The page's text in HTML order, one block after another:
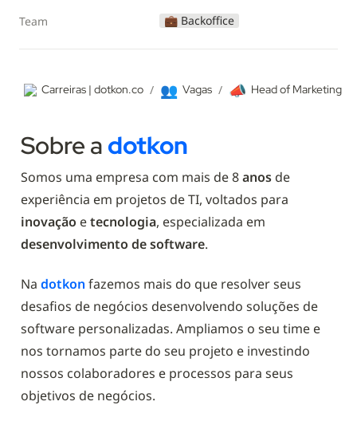
Team
💼 Backoffice
Carreiras | dotkon.co / 👥 Vagas / 📣 Head of Marketing
Sobre a dotkon
Somos uma empresa com mais de 8 anos de
inovação e tecnologia
desenvolvimento de software.
Na dotkon fazemos mais do que resolver seus
desafios de negócios desenvolvendo soluções de
software personalizadas. Ampliamos o seu time e
nos tornamos parte do seu projeto e investindo
nossos colaboradores e processos para seus
objetivos de negócios.